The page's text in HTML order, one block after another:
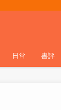
日常 書評